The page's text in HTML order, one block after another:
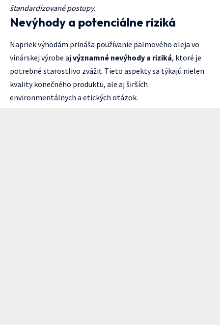
štandardizované postupy.
Nevýhody a potenciálne riziká
Napriek výhodám prináša používanie palmového oleja vo
vinárskej výrobe ajvýznamné nevýhody a riziká, ktoré je
potrebné starostlivo zvážiť. Tieto aspekty sa týkajú nielen
kvality konečného produktu, ale aj širších
environmentálnych a etických otázok.